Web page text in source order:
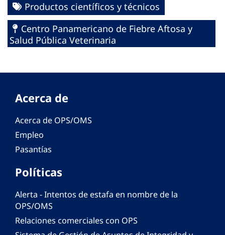
Productos científicos y técnicos
Centro Panamericano de Fiebre Aftosa y
Salud Pública Veterinaria
Acerca de
Acerca de OPS/OMS
Empleo
Pasantías
Políticas
Alerta - Intentos de estafa en nombre de la
OPS/OMS
Relaciones comerciales con OPS